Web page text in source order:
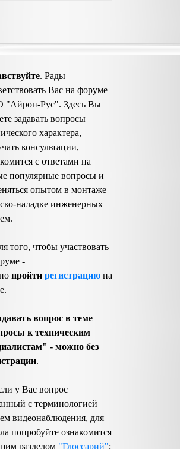
. Рады
Вас на форуме
Рус". Здесь Вы
задавать вопросы
характера,
консультации,
с ответами на
популярные вопросы и
опытом в монтаже
наладке инженерных
того, чтобы участвовать
-
пройти регистрацию на
вопрос в теме
к техническим
- можно без
.
у Вас вопрос
с терминологией
видеонаблюдения, для
попробуйте ознакомится
разделом "Глоссарий";